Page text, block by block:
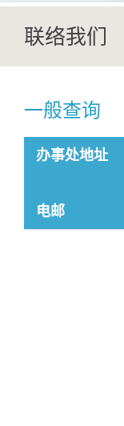
联络我们
一般查询
办事处地址
电邮